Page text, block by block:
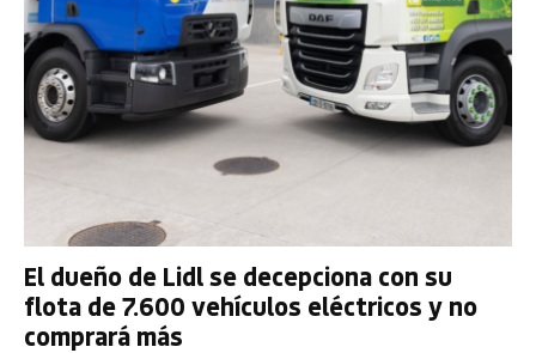
El dueño de Lidl se decepciona con su
flota de 7.600 vehículos eléctricos y no
comprará más